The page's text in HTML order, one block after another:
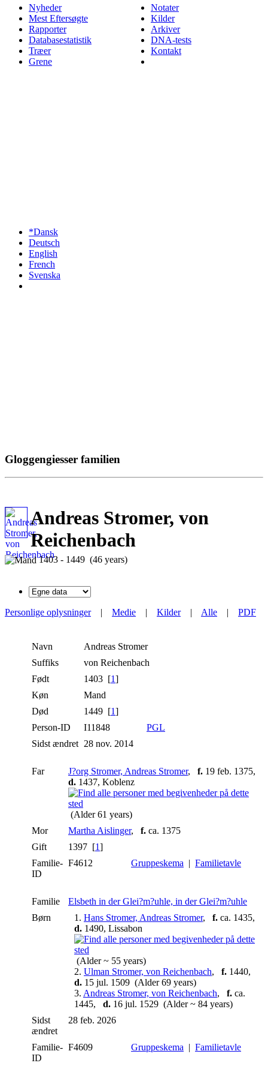
Nyheder
Mest Eftersøgte
Rapporter
Databasestatistik
Træer
Grene
Notater
Kilder
Arkiver
DNA-tests
Kontakt
*Dansk
Deutsch
English
French
Svenska
Gloggengiesser familien
Andreas Stromer, von
Reichenbach
1403 - 1449 (46 years)
Personlige oplysninger| Medie | Kilder| Alle | PDF
Navn Andreas Stromer
Suffiks
von Reichenbach
Født
1403 [1]
Køn
Mand
Død
1449 [1]
Person-ID
I11848
PGL
Sidst ændret 28 nov. 2014
Far J?org Stromer, Andreas Stromer, f. 19 feb. 1375,
d. 1437, Koblenz
(Alder 61 years)
Mor
Martha Aislinger, f. ca. 1375
Gift
1397 [1]
Familie-
ID
F4612 Gruppeskema | Familietavle
Familie
Elsbeth in der Glei?m?uhle, in der Glei?m?uhle
Børn
1. Hans Stromer, Andreas Stromer, f. ca. 1435,
d. 1490, Lissabon
(Alder ~ 55 years)
2. Ulman Stromer, von Reichenbach, f. 1440,
d. 15 jul. 1509 (Alder 69 years)
3. Andreas Stromer, von Reichenbach, f. ca.
1445, d. 16 jul. 1529 (Alder ~ 84 years)
Sidst
ændret
28 feb. 2026
Familie-
ID
F4609 Gruppeskema | Familietavle